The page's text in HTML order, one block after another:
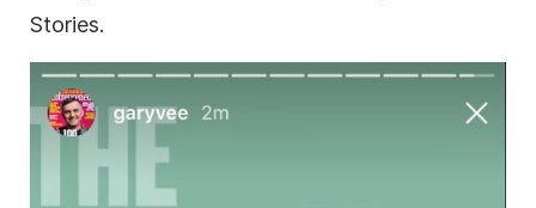
Stories.